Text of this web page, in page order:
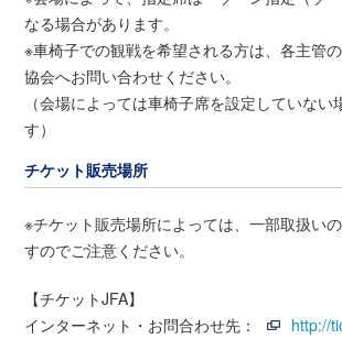
なる場合があります。
※車椅子での観戦を希望される方は、各主管
協会へお問い合わせください。
（会場によっては車椅子席を設定していない
す）
チケット販売場所
※チケット販売場所によっては、一部取扱い
すのでご注意ください。
【チケットJFA】
インターネット・お問合わせ先：
http://